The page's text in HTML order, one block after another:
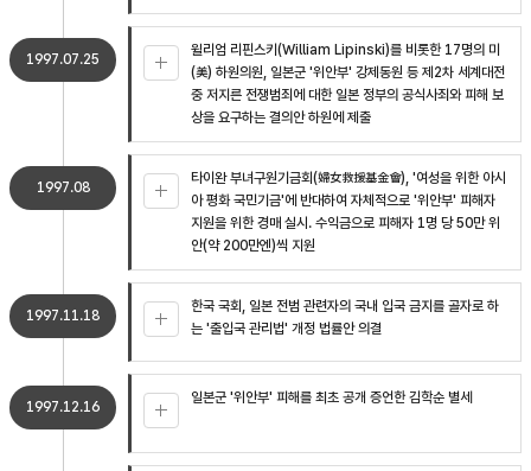
1997.07.25
윌리엄 리핀스키(William Lipinski)를 비롯한 17명의 미
(美) 하원의원, 일본군 '위안부' 강제동원 등 제2차 세계대전
중 저지른 전쟁범죄에 대한 일본 정부의 공식사죄와 피해 보
상을 요구하는 결의안 하원에 제출
1997.08
타이완 부녀구원기금회(婦女救援基金會), '여성을 위한 아시
아 평화 국민기금'에 반대하여 자체적으로 '위안부' 피해자
지원을 위한 경매 실시. 수익금으로 피해자 1명 당 50만 위
안(약 200만엔)씩 지원
1997.11.18
한국 국회, 일본 전범 관련자의 국내 입국 금지를 골자로 하
는 '출입국 관리법' 개정 법률안 의결
1997.12.16
일본군 '위안부' 피해를 최초 공개 증언한 김학순 별세